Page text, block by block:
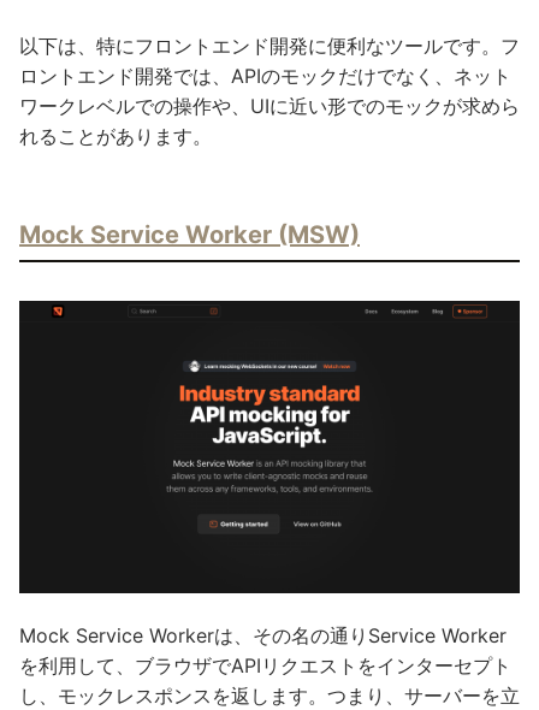
以下は、特にフロントエンド開発に便利なツールです。フ
ロントエンド開発では、APIのモックだけでなく、ネット
ワークレベルでの操作や、UIに近い形でのモックが求めら
れることがあります。
Mock Service Worker (MSW)
Mock Service Workerは、その名の通りService Worker
を利用して、ブラウザでAPIリクエストをインターセプト
し、モックレスポンスを返します。つまり、サーバーを立